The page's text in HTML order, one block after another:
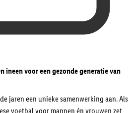
ineen voor een gezonde generatie van
jaren een unieke samenwerking aan. Als
voetbal voor mannen én vrouwen zet